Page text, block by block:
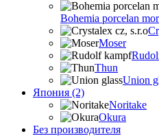
Bohemia porcelan
Moser
Thun
Union
Япония (2)
Noritake
Okura
Без производителя